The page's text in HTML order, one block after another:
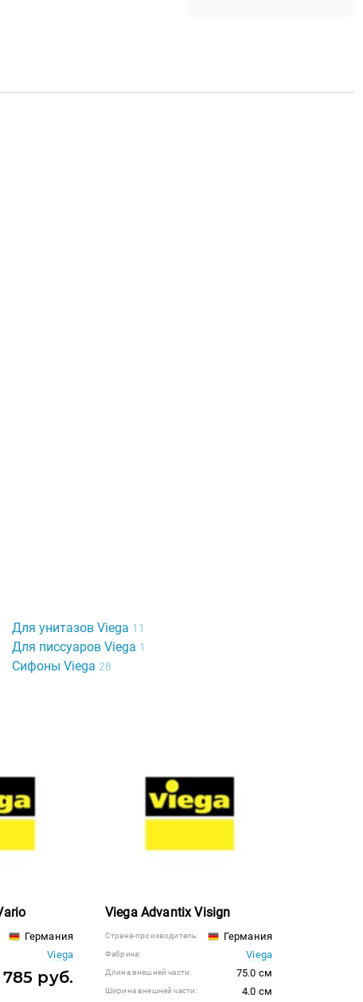
Для унитазов Viega 11
Для писсуаров Viega 1
Сифоны Viega28
Германия
Viega
руб.
Viega Advantix Visign
Страна-производитель: Германия
Фабрика: Viega
Длина внешней части: 75.0 см
Ширина внешней части: 4.0 см